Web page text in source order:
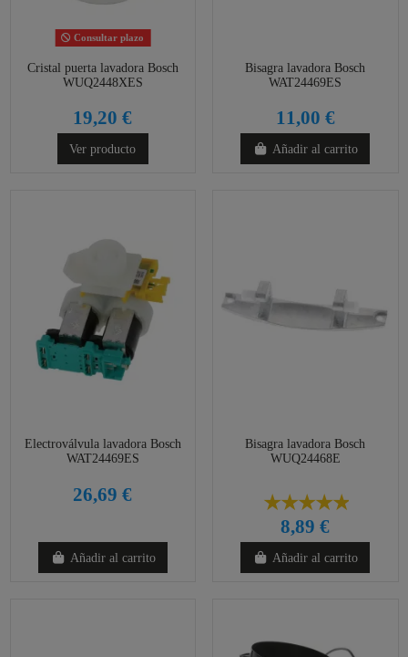
Consultar plazo
Cristal puerta lavadora Bosch
WUQ2448XES
19,20 €
Ver producto
Bisagra lavadora Bosch
WAT24469ES
11,00 €
Añadir al carrito
Electroválvula lavadora Bosch
WAT24469ES
26,69 €
Añadir al carrito
Bisagra lavadora Bosch
WUQ24468E
8,89 €
Añadir al carrito